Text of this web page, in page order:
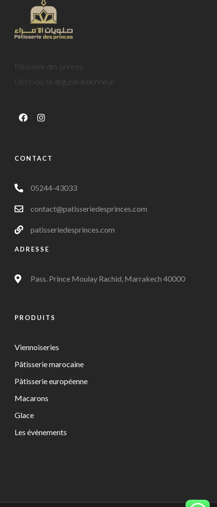
PRODUITS
Viennoiseries
Pâtisserie marocaine
Pâtisserie européenne
Macarons
Glace
Les évènements
CONTACT
05244-43033
contact@patisseriedesprinces.com
patisseriedesprinces.com
ADRESSE
Pass. Prince Moulay Rachid, Marrakech 40000
Pâtisserie des princes
L’écrin où se déguste le bonheur